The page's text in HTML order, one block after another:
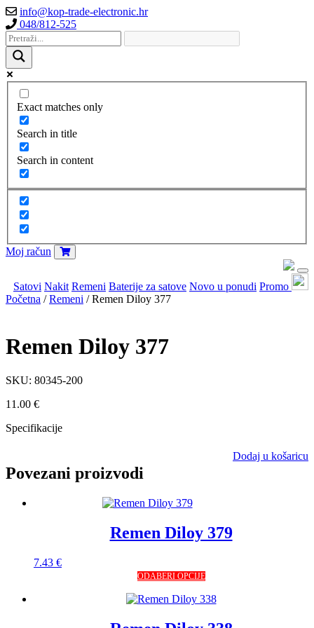
info@kop-trade-electronic.hr
048/812-525
Exact matches only
Search in title
Search in content
Moj račun
Satovi Nakit Remeni Baterije za satove Novo u ponudi Promo
Početna /Remeni / Remen Diloy 377
Remen Diloy 377
SKU: 80345-200
11.00 €
Specifikacije
Dodaj u košaricu
Povezani proizvodi
Remen Diloy 379
7.43 €
ODABERI OPCIJEOvaj
ima
varijanti.